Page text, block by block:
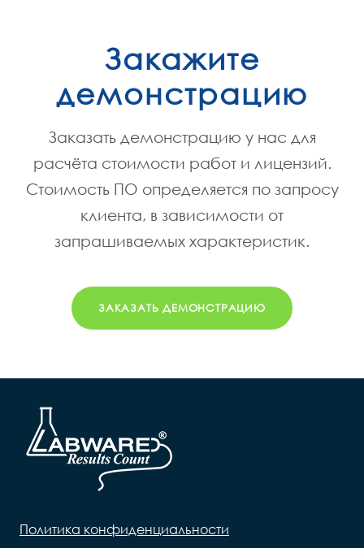
Закажите
демонстрацию
Заказать демонстрацию у нас для
расчёта стоимости работ и лицензий.
Стоимость ПО определяется по запросу
клиента, в зависимости от
запрашиваемых характеристик.
ЗАКАЗАТЬ ДЕМОНСТРАЦИЮ
Политика конфиденциальности